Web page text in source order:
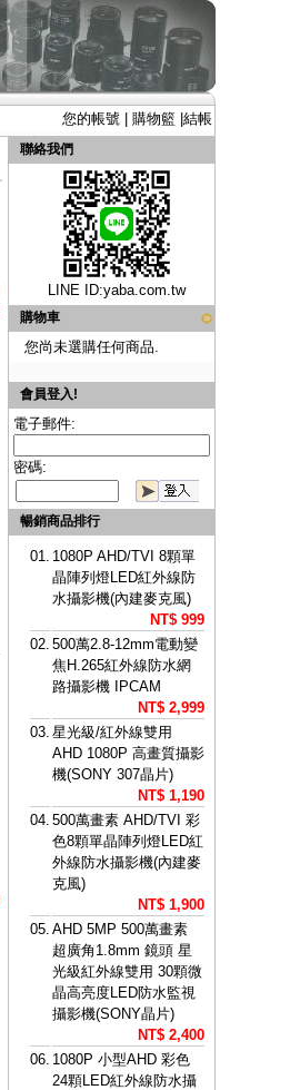
您的帳號| 購物籃| 結帳
聯絡我們
LINE ID:yaba.com.tw
購物車
您尚未選購任何商品.
會員登入!
電子郵件:
密碼:
暢銷商品排行
01. 1080P AHD/TVI 8顆單
晶陣列燈LED紅外線防
水攝影機(內建麥克風)
NT$ 999
02. 500萬2.8-12mm電動變
焦H.265紅外線防水網
路攝影機 IPCAM
NT$ 2,999
03. 星光級/紅外線雙用
AHD 1080P 高畫質攝影
機(SONY 307晶片)
NT$ 1,190
04. 500萬畫素 AHD/TVI 彩
色8顆單晶陣列燈LED紅
外線防水攝影機(內建麥
克風)
NT$ 1,900
05. AHD 5MP 500萬畫素
超廣角1.8mm 鏡頭 星
光級紅外線雙用 30顆微
晶高亮度LED防水監視
攝影機(SONY晶片)
NT$ 2,400
06. 1080P 小型AHD 彩色
24顆LED紅外線防水攝